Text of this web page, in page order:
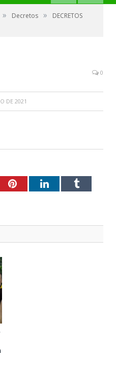
» Decretos »
DECRETOS
0
DE 2021
PinterestLinkedInTumblr